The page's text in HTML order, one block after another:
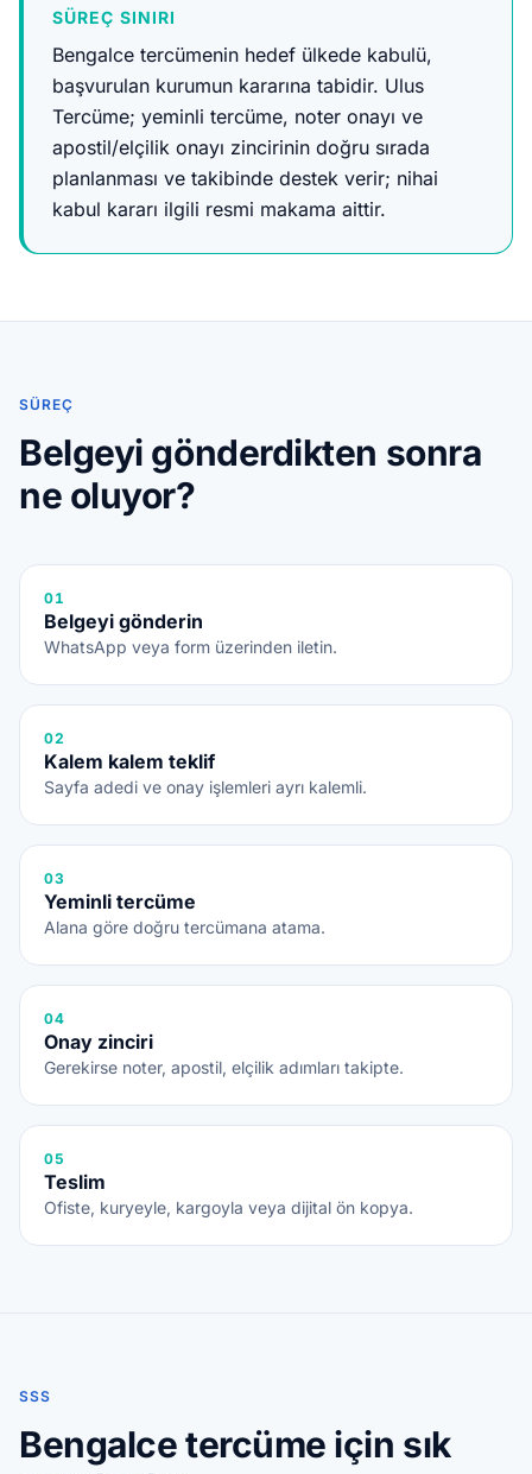
SÜREÇ SINIRI
Bengalce tercümenin hedef ülkede kabulü,
başvurulan kurumun kararına tabidir. Ulus
Tercüme; yeminli tercüme, noter onayı ve
apostil/elçilik onayı zincirinin doğru sırada
planlanması ve takibinde destek verir; nihai
kabul kararı ilgili resmi makama aittir.
SÜREÇ
Belgeyi gönderdikten sonra
ne oluyor?
01
Belgeyi gönderin
WhatsApp veya form üzerinden iletin.
02
Kalem kalem teklif
Sayfa adedi ve onay işlemleri ayrı kalemli.
03
Yeminli tercüme
Alana göre doğru tercümana atama.
04
Onay zinciri
Gerekirse noter, apostil, elçilik adımları takipte.
05
Teslim
Ofiste, kuryeyle, kargoyla veya dijital ön kopya.
SSS
Bengalce tercüme için sık